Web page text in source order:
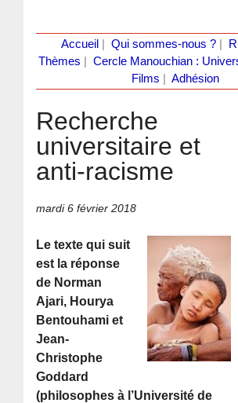
Accueil Qui sommes-nous ?|
Thèmes
Cercle Manouchian :
Films
Adhésion
Recherche
universitaire et
anti-racisme
mardi 6 février 2018
Le texte qui suit
est la réponse
de Norman
Ajari, Hourya
Bentouhami et
Jean-
Christophe
Goddard
(philosophes à l’Université de